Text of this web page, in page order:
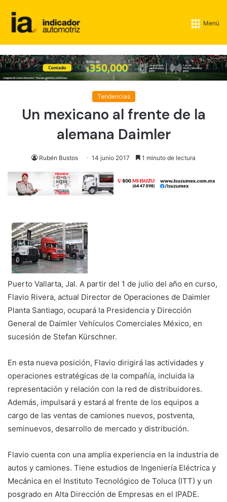
Menú
Tendencias
Un mexicano al frente de la
alemana Daimler
Rubén Bustos 14 junio 2017 1 minuto de lectura
Puerto Vallarta, Jal. A partir del 1 de julio del año en curso,
Flavio Rivera, actual Director de Operaciones de Daimler
Planta Santiago, ocupará la Presidencia y Dirección
General de Daimler Vehículos Comerciales México, en
sucesión de Stefan Kürschner.
En esta nueva posición, Flavio dirigirá las actividades y
operaciones estratégicas de la compañía, incluida la
representación y relación con la red de distribuidores.
Además, impulsará y estará al frente de los equipos a
cargo de las ventas de camiones nuevos, postventa,
seminuevos, desarrollo de mercado y distribución.
Flavio cuenta con una amplia experiencia en la industria de
autos y camiones. Tiene estudios de Ingeniería Eléctrica y
Mecánica en el Instituto Tecnológico de Toluca (ITT) y un
posgrado en Alta Dirección de Empresas en el IPADE.